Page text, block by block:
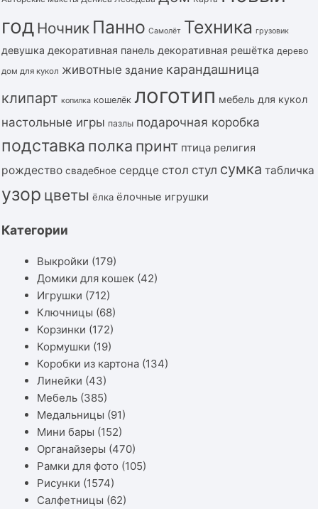
год Ночник Панно Самолёт Техника грузовик
девушка декоративная панель декоративная решётка дерево
дом для кукол животные здание карандашница
клипарт копилка кошелёк логотип мебель для кукол
настольные игры пазлы подарочная коробка
подставка полка принт птица религия
рождество свадебное сердце стол стул сумка табличка
узор цветы ёлка ёлочные игрушки
Категории
Выкройки (179)
Домики для кошек (42)
Игрушки (712)
Ключницы (68)
Корзинки (172)
Кормушки (19)
Коробки из картона (134)
Линейки (43)
Мебель (385)
Медальницы (91)
Мини бары (152)
Органайзеры (470)
Рамки для фото (105)
Рисунки (1574)
Салфетницы (62)